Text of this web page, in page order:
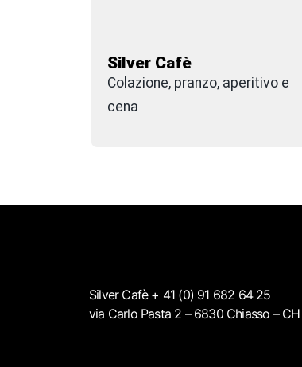
Silver Cafè
Colazione, pranzo, aperitivo e
cena
Silver Cafè + 41 (0) 91 682 64 25
via Carlo Pasta 2 – 6830 Chiasso – CH